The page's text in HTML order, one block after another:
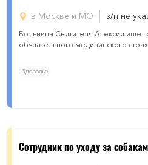
в Москве и МО з/п не
Больница Святителя Алексия ищет
обязательного медицинского
Здоровье
Сотрудник по уходу за